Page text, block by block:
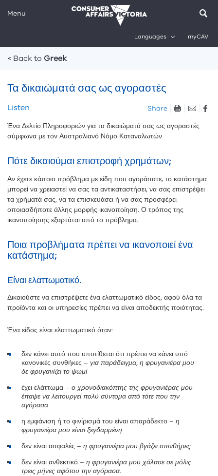
Menu
Languages myCAV
Breadcrumbs
< Back to Greek
Τα δικαιώματά σας ως αγοραστές
Skip
and
sharing
Listen
Share
Ένα Δελτίο Πληροφοριών για τα δικαιώματά σας ως αγοραστές
σύμφωνα με τον Αυστραλιανό Νόμο Καταναλωτών
Πότε δικαιούμαι επιστροφή χρημάτων;
Αν έχετε κάποιο πρόβλημα με είδη που αγοράσατε, το κατάστημα
μπορεί να χρειαστεί να σας τα αντικαταστήσει, να σας επιστρέψει
τα χρήματά σας, να τα επισκευάσει ή να σας προσφέρει
οποιασδήποτε άλλης μορφής ικανοποίηση. Ο τρόπος της
ικανοποίησης εξαρτάται από το πρόβλημα.
Ποια προβλήματα πρέπει να ικανοποιεί ένα
κατάστημα;
Είναι ελαττωματικό.
Δικαιούστε να επιστρέψετε ένα ελαττωματικό είδος, αφού όλα τα
προϊόντα και οι υπηρεσίες πρέπει να είναι αποδεκτής ποιότητας.
Ένα είδος είναι ελαττωματικό όταν:
δεν κάνει αυτό που υποτίθεται ότι πρέπει να κάνει υπό
κανονικές συνθήκες – για παράδειγμα, η φρυγανιέρα μου
δε φρυγανίζει το ψωμί
έχει ελάττωμα – ο χρονοδιακόπτης της φρυγανιέρας μου
έπαψε να λειτουργεί πολύ σύντομα από τότε που την
αγόρασα
η εμφάνιση ή το φινίρισμά του είναι απαράδεκτο – η
φρυγανιέρα μου είναι ξεγδαρμένη
δεν είναι ασφαλές – η φρυγανιέρα μου βγάζει σπινθήρες
δεν είναι ανθεκτικό – η φρυγανιέρα μου χάλασε σε μόλις
τρεις μήνες αφότου την αγόρασα.